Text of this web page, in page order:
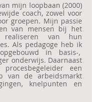
mijn loopbaan (2000)
coach, zowel voor
groepen. Mijn passie
van mensen bij het
realiseren van hun
Als pedagoge heb ik
in basis-,
onderwijs. Daarnaast
een
van de arbeidsmarkt
knelpunten en